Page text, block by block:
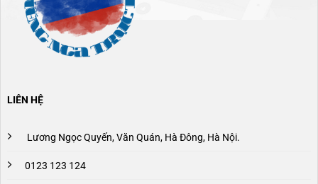
LIÊN HỆ
Lương Ngọc Quyến, Văn Quán, Hà Đông, Hà Nội.
0123 123 124